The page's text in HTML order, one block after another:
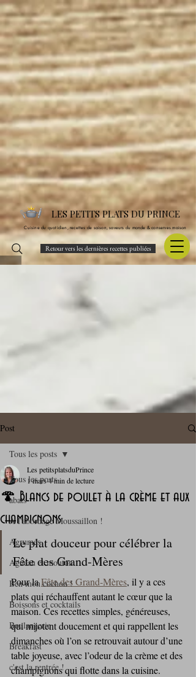
LES PETITS PLATS DU PRINCE
Cuisine du quotidien, recettes de saison, saveurs du monde & conserves maison
Retour vers les dernières recettes publiées
Post
Tous les posts
abats
A l'abordage Moussaillon !
Agrumes
Agneau et mouton
Ben mon cochon !
Boissons et cocktails
Boulangerie
Breakfast
c'est la rentrée !
Tous les posts
🍄 Blancs de poulet à la crème et aux
champignons
Les petitsplatsduPrince
1 mars4 min de lecture
Le plat douceur pour célébrer la
Fête des Grand‑Mères
Pour la Fête des Grand‑Mères, il y a ces
plats qui réchauffent autant le cœur que la
maison. Ces recettes simples, généreuses,
qui mijotent doucement et qui rappellent les
dimanches où l’on se retrouvait autour d’une
table joyeuse, avec l’odeur de la crème et des
champignons qui flotte dans la cuisine.